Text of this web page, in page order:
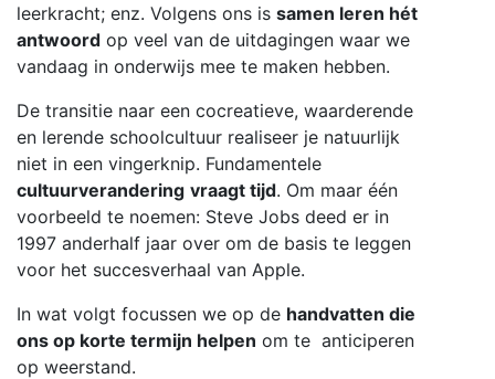
leerkracht; enz. Volgens ons is samen leren hét
antwoord op veel van de uitdagingen waar we
vandaag in onderwijs mee te maken hebben.
De transitie naar een cocreatieve, waarderende
en lerende schoolcultuur realiseer je natuurlijk
niet in een vingerknip. Fundamentele
cultuurverandering vraagt tijd. Om maar één
voorbeeld te noemen: Steve Jobs deed er in
1997 anderhalf jaar over om de basis te leggen
voor het succesverhaal van Apple.
In wat volgt focussen we op de handvatten die
ons op korte termijn helpen om te anticiperen
op weerstand.